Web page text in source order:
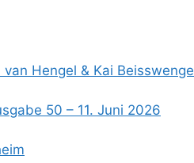
Hengel & Kai
50 – 11. Juni 2026